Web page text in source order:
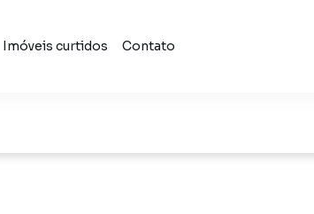
Imóveis curtidos Contato